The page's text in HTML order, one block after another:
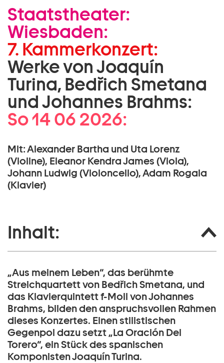
Zum Hauptinhalt springen
Zum Footer springen
Staatstheater:
Wiesbaden:
7. Kammerkonzert:
Werke von Joaquín
Turina, Bedřich Smetana
und Johannes Brahms:
So 14 06 2026:
Mit: Alexander Bartha und Uta Lorenz
(Violine), Eleanor Kendra James (Viola),
Johann Ludwig (Violoncello), Adam Rogala
(Klavier)
Inhalt:
„Aus meinem Leben“, das berühmte
Streichquartett von Bedřich Smetana, und
das Klavierquintett f-Moll von Johannes
Brahms, bilden den anspruchsvollen Rahmen
dieses Konzertes. Einen stilistischen
Gegenpol dazu setzt „La Oración Del
Torero“, ein Stück des spanischen
Komponisten Joaquín Turina.